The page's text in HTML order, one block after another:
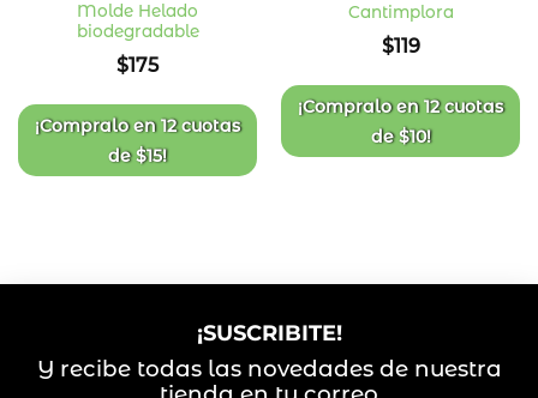
Añadir
Molde Helado
biodegradable
$175
¡Compralo en12 cuotas
de$15!
de
deseos
Cantimplora
$119
¡Compralo en12 cuotas
de$10!
¡SUSCRIBITE!
Y recibe todas las novedades de nuestra